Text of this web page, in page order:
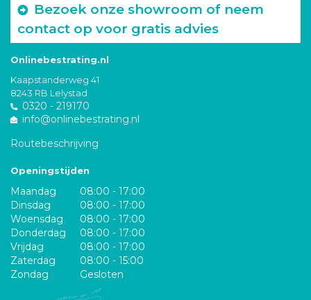
Bezoek onze showroom of neem
contact op voor gratis advies
Onlinebestrating.nl
Kaapstanderweg 41
8243 RB Lelystad
0320 - 219170
info@onlinebestrating.nl
Routebeschrijving
Openingstijden
Maandag
08:00 - 17:00
Dinsdag
08:00 - 17:00
Woensdag
08:00 - 17:00
Donderdag
08:00 - 17:00
Vrijdag
08:00 - 17:00
Zaterdag
08:00 - 15:00
Zondag
Gesloten